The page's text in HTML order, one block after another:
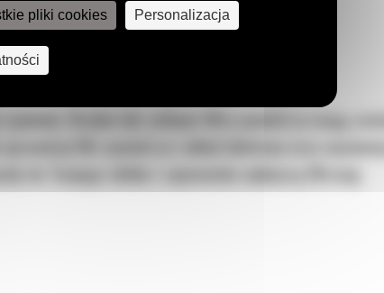
Brudne lub zatkane filtry powietrza mogą
filtr powietrza i układ dolotowy oraz
do Twojego silnika i zapewniały najlepszą filtrację.
pliki cookies Personalizacja